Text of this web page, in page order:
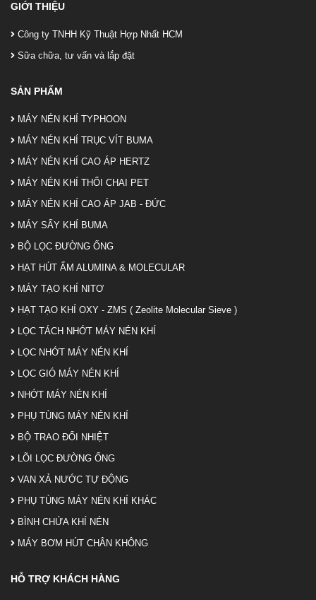
GIỚI THIỆU
Công ty TNHH Kỹ Thuật Hợp Nhất HCM
Sữa chữa, tư vấn và lắp đặt
SẢN PHẨM
MÁY NÉN KHÍ TYPHOON
MÁY NÉN KHÍ TRỤC VÍT BUMA
MÁY NÉN KHÍ CAO ÁP HERTZ
MÁY NÉN KHÍ THỔI CHAI PET
MÁY NÉN KHÍ CAO ÁP JAB - ĐỨC
MÁY SẤY KHÍ BUMA
BỘ LỌC ĐƯỜNG ỐNG
HẠT HÚT ẨM ALUMINA & MOLECULAR
MÁY TẠO KHÍ NITƠ
HẠT TẠO KHÍ OXY - ZMS ( Zeolite Molecular Sieve )
LỌC TÁCH NHỚT MÁY NÉN KHÍ
LỌC NHỚT MÁY NÉN KHÍ
LỌC GIÓ MÁY NÉN KHÍ
NHỚT MÁY NÉN KHÍ
PHỤ TÙNG MÁY NÉN KHÍ
BỘ TRAO ĐỔI NHIỆT
LÕI LỌC ĐƯỜNG ỐNG
VAN XẢ NƯỚC TỰ ĐỘNG
PHỤ TÙNG MÁY NÉN KHÍ KHÁC
BÌNH CHỨA KHÍ NÉN
MÁY BƠM HÚT CHÂN KHÔNG
HỖ TRỢ KHÁCH HÀNG